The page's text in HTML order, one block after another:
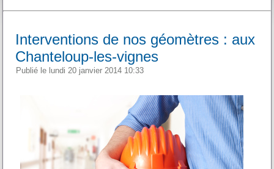
Interventions de nos géomètres : aux
Chanteloup-les-vignes
Publié le lundi 20 janvier 2014 10:33